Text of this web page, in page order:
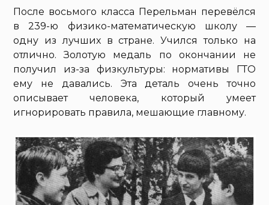
После восьмого класса Перельман перевёлся
в 239-ю физико-математическую школу —
одну из лучших в стране. Учился только на
отлично. Золотую медаль по окончании не
получил из-за физкультуры: нормативы ГТО
ему не давались. Эта деталь очень точно
описывает человека, который умеет
игнорировать правила, мешающие главному.